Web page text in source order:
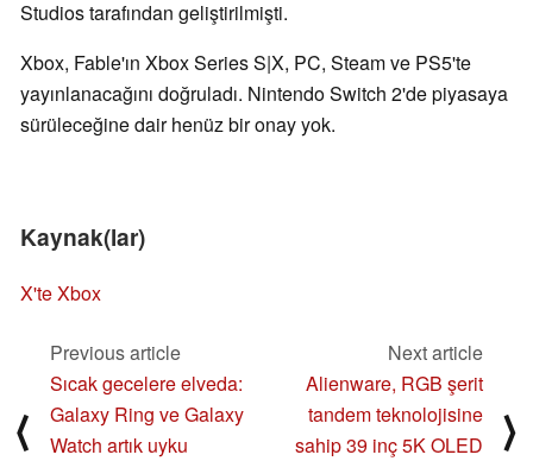
Studios tarafından geliştirilmişti.
Xbox, Fable'ın Xbox Series S|X, PC, Steam ve PS5'te
yayınlanacağını doğruladı. Nintendo Switch 2'de piyasaya
sürüleceğine dair henüz bir onay yok.
Kaynak(lar)
X'te Xbox
⟨
Previous article
Sıcak gecelere elveda:
Galaxy Ring ve Galaxy
Watch artık uyku
Next article
Alienware, RGB şerit
tandem teknolojisine
sahip 39 inç 5K OLED
⟩